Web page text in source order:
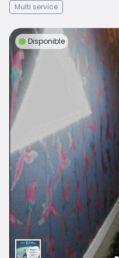
Multi service
Disponible